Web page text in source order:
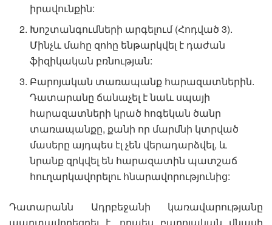
իրավունքին:
Խոշտանգումների արգելում (Հոդված 3).
Մինչև մահը զոհը ենթարկվել է դաժան
ֆիզիկական բռնության:
Բարոյական տառապանք հարազատներին.
Դատարանը ճանաչել է նաև սպայի
հարազատների կրած հոգեկան ծանր
տառապանքը, քանի որ մարմնի կտրված
մասերը այդպես էլ չեն վերադարձվել, և
նրանք զրկվել են հարազատին պատշաճ
հուղարկավորելու հնարավորությունից:
Դատարանն Ադրբեջանի կառավարությանը
պարտավորեցրել է, որպես բարոյական վնասի